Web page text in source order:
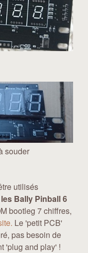
souder
utilisés
Bally Pinball 6
bootleg 7 chiffres,
Le 'petit PCB'
pas besoin de
'plug and play' !